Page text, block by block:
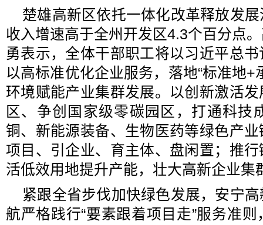
楚雄高新区依托一体化改革释放发
收入增速高于全州开发区4.3个百分点
勇表示，全体干部职工将以习近平总
以高标准优化企业服务，落地“标准地+
环境赋能产业集群发展。以创新激活
区、争创国家级零碳园区，打通科技
铜、新能源装备、生物医药等绿色产
项目、引企业、育主体、盘闲置；推
活低效用地提升产能，壮大高新企业集
紧跟全省步伐加快绿色发展，安宁
航严格践行“要素跟着项目走”服务准